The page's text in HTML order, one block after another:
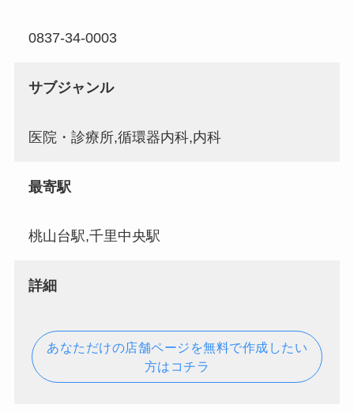
0837-34-0003
サブジャンル
医院・診療所,循環器内科,内科
最寄駅
桃山台駅,千里中央駅
詳細
あなただけの店舗ページを無料で作成したい
方はコチラ